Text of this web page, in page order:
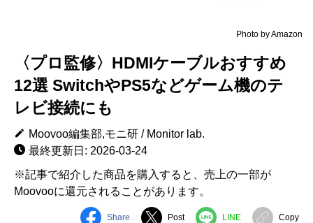
Photo by Amazon
〈プロ監修〉HDMIケーブルおすすめ
12選 SwitchやPS5などゲーム機のテ
レビ接続にも
Moovoo編集部,モニ研 / Monitor lab.
最終更新日: 2026-03-24
※記事で紹介した商品を購入すると、売上の一部が
Moovooに還元されることがあります。
Share Post LINE Copy